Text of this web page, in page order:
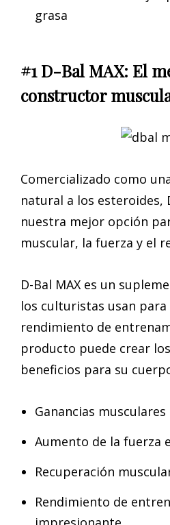
grasa
#1 D-Bal MAX: El
constructor
Comercializado como
natural a los esteroides,
nuestra mejor opción
muscular, la fuerza y el
D-Bal MAX es un
los culturistas usan para
rendimiento de
producto puede crear
beneficios para su
Ganancias
Aumento de la fuerza
Recuperación
Rendimiento de